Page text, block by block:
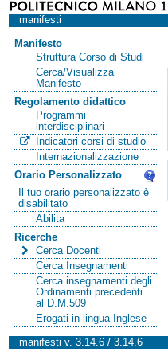
manifesti
Manifesto
Struttura Corso di Studi
Cerca/Visualizza
Manifesto
Regolamento didattico
Programmi
interdisciplinari
Indicatori corsi di studio
Internazionalizzazione
Orario Personalizzato
Il tuo orario personalizzato è
disabilitato
Abilita
Ricerche
Cerca Docenti
Cerca Insegnamenti
Cerca insegnamenti degli
Ordinamenti precedenti
al D.M.509
Erogati in lingua Inglese
manifesti v. 3.14.6 / 3.14.6